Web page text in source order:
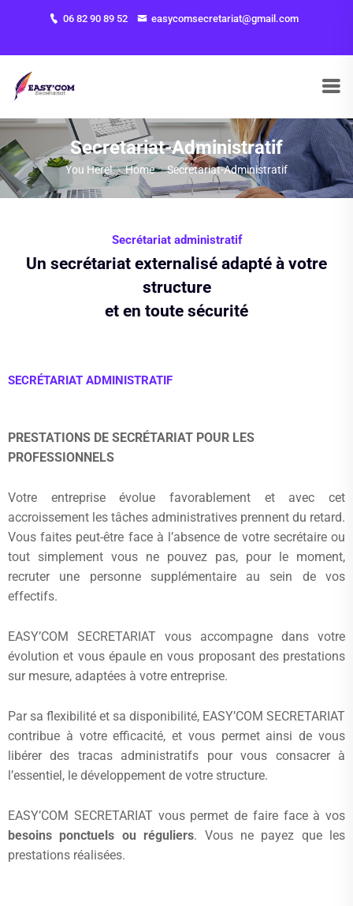
06 82 90 89 52 easycomsecretariat@gmail.com
Secretariat-Administratif
You Here! Home Secretariat-Administratif
Secrétariat administratif
Un secrétariat externalisé adapté à votre
structure
et en toute sécurité
SECRÉTARIAT ADMINISTRATIF
PRESTATIONS DE SECRÉTARIAT POUR LES
PROFESSIONNELS
Votre entreprise évolue favorablement et avec cet
accroissement les tâches administratives prennent du retard.
Vous faites peut-être face à l’absence de votre secrétaire ou
tout simplement vous ne pouvez pas, pour le moment,
recruter une personne supplémentaire au sein de vos
effectifs.
EASY’COM SECRETARIAT vous accompagne dans votre
évolution et vous épaule en vous proposant des prestations
sur mesure, adaptées à votre entreprise.
Par sa flexibilité et sa disponibilité, EASY’COM SECRETARIAT
contribue à votre efficacité, et vous permet ainsi de vous
libérer des tracas administratifs pour vous consacrer à
l’essentiel, le développement de votre structure.
EASY’COM SECRETARIAT vous permet de faire face à vos
besoins ponctuels ou réguliers. Vous ne payez que les
prestations réalisées.